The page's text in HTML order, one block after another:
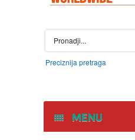
Preciznija pretraga
MENU